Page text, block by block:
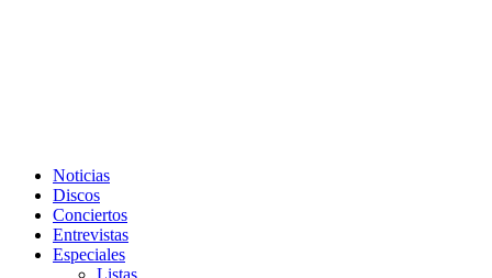
Noticias
Discos
Conciertos
Entrevistas
Especiales
Listas